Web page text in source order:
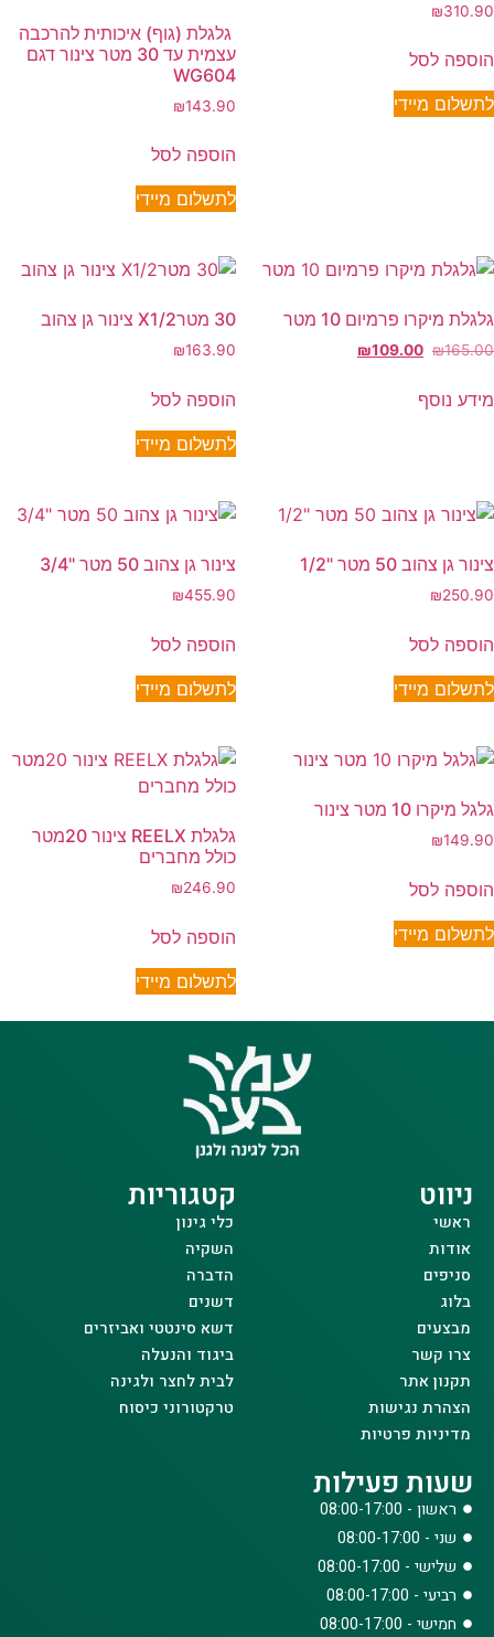
₪310.90
הוספה לסל
לתשלום מיידי
גלגלת (גוף) איכותית להרכבה
עצמית עד 30 מטר צינור דגם
WG604
₪143.90
הוספה לסל
לתשלום מיידי
גלגלת מיקרו פרמיום 10 מטר
₪165.00
₪109.00
מידע נוסף
30 מטרX1/2 צינור גן צהוב
₪163.90
הוספה לסל
לתשלום מיידי
צינור גן צהוב 50 מטר "1/2
₪250.90
הוספה לסל
לתשלום מיידי
צינור גן צהוב 50 מטר "3/4
₪455.90
הוספה לסל
לתשלום מיידי
גלגל מיקרו 10 מטר צינור
₪149.90
הוספה לסל
לתשלום מיידי
גלגלת REELX צינור 20מטר
כולל מחברים
₪246.90
הוספה לסל
לתשלום מיידי
ניווט
ראשי
אודות
סניפים
בלוג
מבצעים
צרו קשר
תקנון אתר
הצהרת נגישות
מדיניות פרטיות
קטגוריות
כלי גינון
השקיה
הדברה
דשנים
דשא סינטטי ואביזרים
ביגוד והנעלה
לבית לחצר ולגינה
טרקטורוני כיסוח
שעות פעילות
ראשון - 08:00-17:00
שני - 08:00-17:00
שלישי - 08:00-17:00
רביעי - 08:00-17:00
חמישי - 08:00-17:00